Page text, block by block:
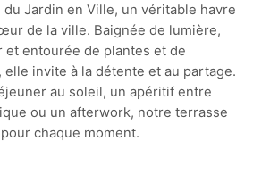
Jardin en Ville, un véritable havre
de la ville. Baignée de lumière,
et entourée de plantes et de
invite à la détente et au partage.
au soleil, un apéritif entre
ou un afterwork, notre terrasse
chaque moment.